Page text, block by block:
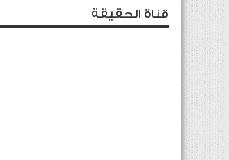
قناة الحقيقة